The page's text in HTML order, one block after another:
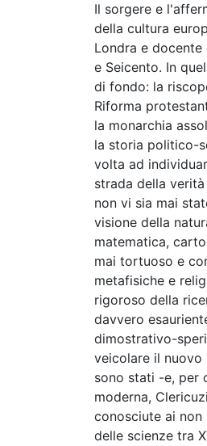
Il sorgere e
della cultura
Londra e
e Seicento. In
di fondo: la
Riforma
la monarchia
la storia politico-
volta ad
strada della
non vi sia mai
visione della
matematica,
mai tortuoso e
metafisiche e
rigoroso della
davvero
dimostrativo-
veicolare il
sono stati -e, per
moderna,
conosciute ai
delle scienze tra